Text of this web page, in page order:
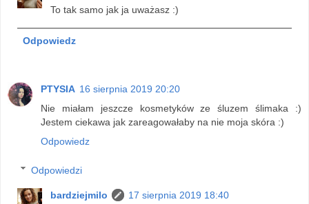
To tak samo jak ja uważasz :)
Odpowiedz
PTYSIA 16 sierpnia 2019 20:20
Nie miałam jeszcze kosmetyków ze śluzem ślimaka :)
Jestem ciekawa jak zareagowałaby na nie moja skóra :)
Odpowiedz
Odpowiedzi
bardziejmilo
17 sierpnia 2019 18:40